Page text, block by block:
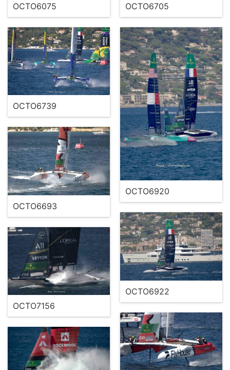
OCTO6075 OCTO6705
OCTO6739
OCTO6920
OCTO6693
OCTO6922
OCTO7156